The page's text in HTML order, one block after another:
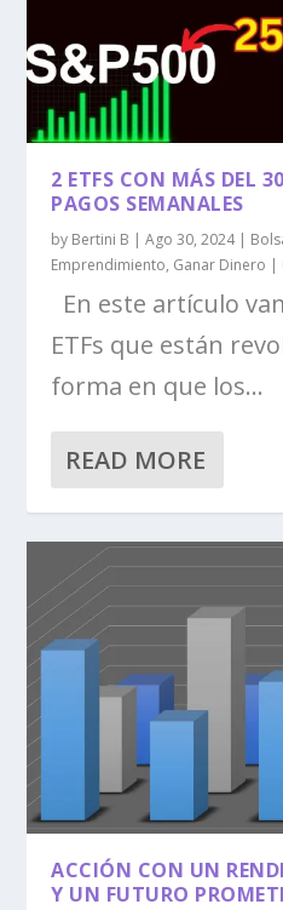
2 ETFS CON MÁS DEL
PAGOS SEMANALES
by Bertini B |Ago 30, 2024|
Emprendimiento, Ganar Dinero |
En este artículo
ETFs que están
forma en que los...
READ MORE
ACCIÓN CON UN
Y UN FUTURO